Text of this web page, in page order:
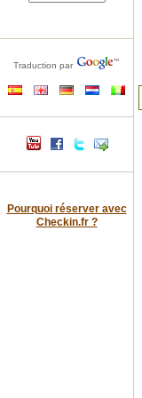
Traduction par
Pourquoi réserver avec
Checkin.fr ?